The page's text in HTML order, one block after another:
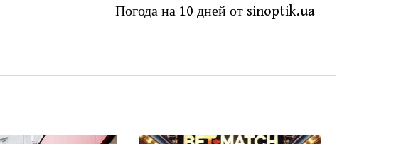
Погода на 10 дней от sinoptik.ua